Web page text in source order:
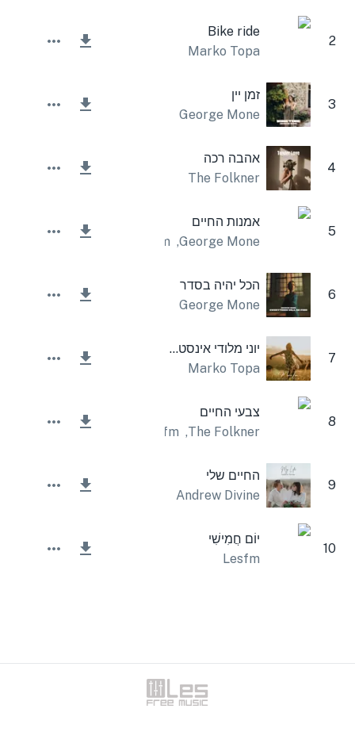
2
Bike ride
Marko Topa
3
זמן יין
George Mone
4
אהבה רכה
The Folkner
5
אמנות החיים
George Mone
,
Lesfm
6
הכל יהיה בסדר
George Mone
7
יוני מלודי אינסטרומנטלי
Marko Topa
8
צבעי החיים
The Folkner
,
Lesfm
9
החיים שלי
Andrew Divine
10
יוֹם חֲמִישִׁי
Lesfm